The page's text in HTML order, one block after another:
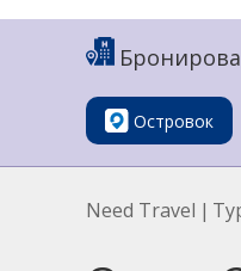
Островок
Need Travel |